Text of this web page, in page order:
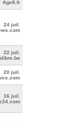
Agefi.fr
24 juil.
22 juil.
20 juil.
16 juil.